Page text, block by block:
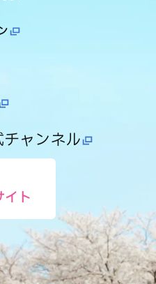
ャンネル